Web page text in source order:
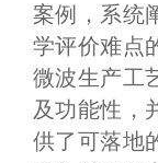
案例，系统
学评价难点
微波生产工
及功能性，
供了可落地